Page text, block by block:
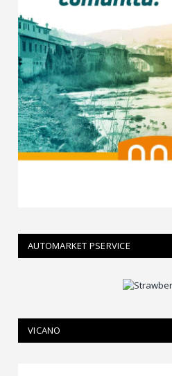
AUTOMARKET PSERVICE
VICANO